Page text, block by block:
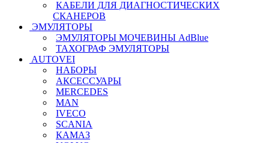
КАБЕЛИ ДЛЯ ДИАГНОСТИЧЕСКИХ
СКАНЕРОВ
ЭМУЛЯТОРЫ
ЭМУЛЯТОРЫ МОЧЕВИНЫ АdBlue
ТАХОГРАФ ЭМУЛЯТОРЫ
AUTOVEI
НАБОРЫ
АКСЕССУАРЫ
MERCEDES
MAN
IVECO
SCANIA
КАМАЗ